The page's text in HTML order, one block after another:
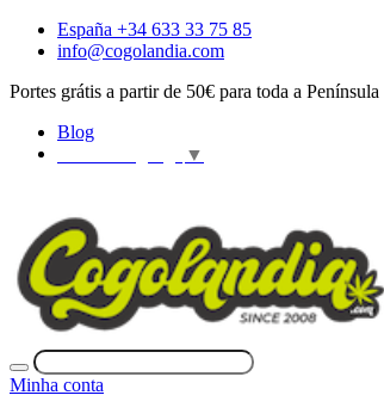
España +34 633 33 75 85
info@cogolandia.com
Portes grátis a partir de 50€ para toda a Península
Blog
▼
Minha conta